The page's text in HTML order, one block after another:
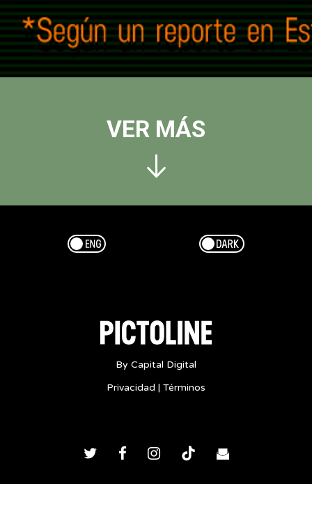
VER MÁS
Esp/Eng Dark/Light
By Capital Digital
Privacidad | Términos
TwitterFacebookInstagram
TikTok